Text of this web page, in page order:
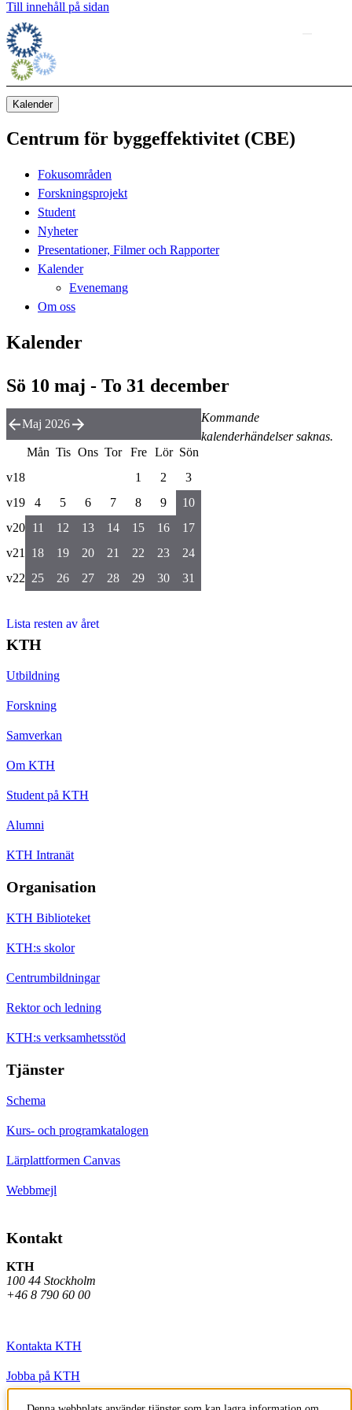
Till innehåll på sidan
Kalender
Centrum för byggeffektivitet (CBE)
Fokusområden
Forskningsprojekt
Student
Nyheter
Presentationer, Filmer och Rapporter
Kalender
Evenemang
Om oss
Kalender
Sö 10 maj - To 31 december
Kommande
kalenderhändelser saknas.
Maj 2026
Mån Tis Ons Tor Fre Lör Sön
v18
1 2
3
v19
4 5 6 7 8 9
10
v20 11 12 13 14 15 16
17
v21
18 19 20 21 22 23
24
v22 25 26 27 28 29 30 31
Lista resten av året
KTH
Utbildning
Forskning
Samverkan
Om KTH
Student på KTH
Alumni
KTH Intranät
Organisation
KTH Biblioteket
KTH:s skolor
Centrumbildningar
Rektor och ledning
KTH:s verksamhetsstöd
Tjänster
Schema
Kurs- och programkatalogen
Lärplattformen Canvas
Webbmejl
Kontakt
KTH
100 44 Stockholm
+46 8 790 60 00
Kontakta KTH
Jobba på KTH
Press och media